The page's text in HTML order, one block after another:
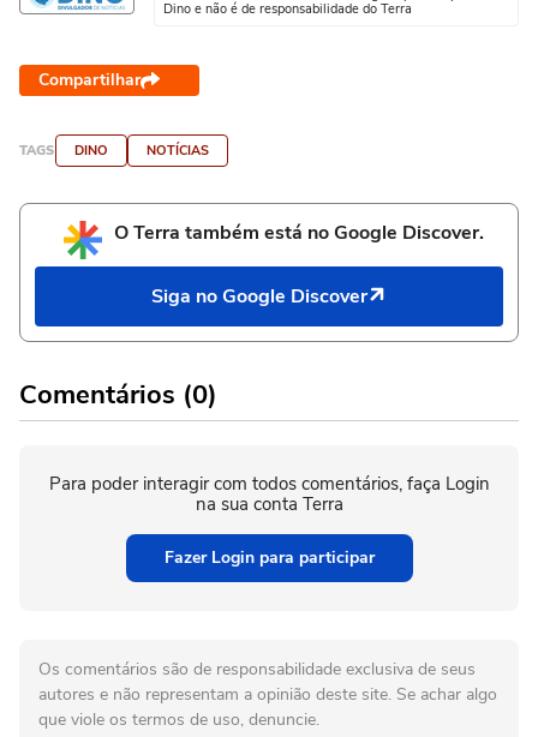
Dino e não é de responsabilidade do Terra
Compartilhar
TAGS DINO NOTÍCIAS
O Terra também está no Google Discover.
Siga no Google Discover
Comentários (0)
Para poder interagir com todos comentários, faça Login
na sua conta Terra
Fazer Login para participar
Os comentários são de responsabilidade exclusiva de seus
autores e não representam a opinião deste site. Se achar algo
que viole os termos de uso, denuncie.